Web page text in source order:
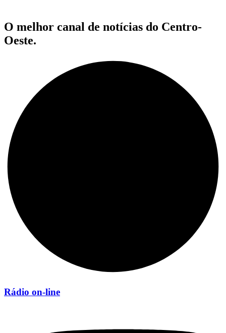
O melhor canal de notícias do Centro-
Oeste.
Rádio on-line